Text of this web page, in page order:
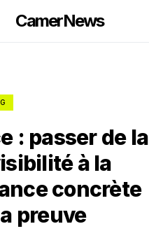
CamerNews
: passer de la
à la
concrète
preuve